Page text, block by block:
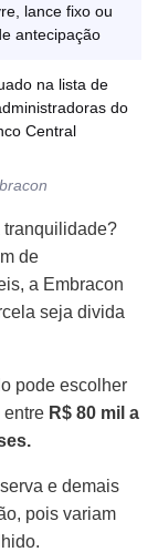
lance fixo ou
antecipação
na lista de
do
Central
tranquilidade?
de
a Embracon
seja divida
pode escolher
entre R$ 80 mil a
e demais
pois variam